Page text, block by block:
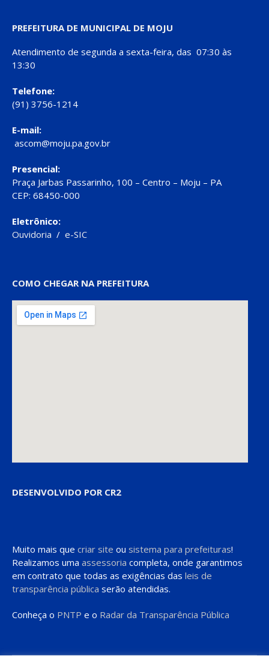
PREFEITURA DE MUNICIPAL DE MOJU
Atendimento de segunda a sexta-feira, das 07:30 às
13:30
Telefone:
(91) 3756-1214
E-mail:
ascom@moju.pa.gov.br
Presencial:
Praça Jarbas Passarinho, 100 – Centro – Moju – PA
CEP: 68450-000
Eletrônico:
Ouvidoria / e-SIC
COMO CHEGAR NA PREFEITURA
DESENVOLVIDO POR CR2
Muito mais que criar site ou sistema para prefeituras!
Realizamos uma assessoria completa, onde garantimos
em contrato que todas as exigências das leis de
transparência pública serão atendidas.
Conheça o PNTP e o Radar da Transparência Pública